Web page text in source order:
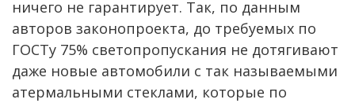
ничего не гарантирует. Так, по данным
авторов законопроекта, до требуемых по
ГОСТу 75% светопропускания не дотягивают
даже новые автомобили с так называемыми
атермальными стеклами, которые по